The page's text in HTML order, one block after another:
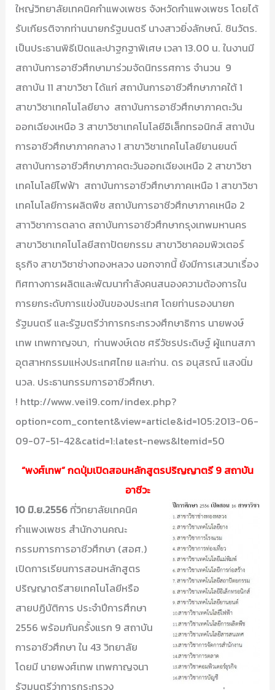
ใหญ่วิทยาลัยเทคนิคกำแพงเพชร จังหวัดกำแพงเพชร โดยได้
รับเกียรติจากท่านนายกรัฐมนตรี นางสาวยิ่งลักษณ์. ชินวัตร.
เป็นประธานพิธีเปิดและปาฐกฐาพิเศษ เวลา 13.00 น. ในงานมี
สถาบันการอาชีวศึกษามาร่วมจัดนิทรรศการ จำนวน 9
สถาบัน 11 สาขาวิชา ได้แก่ สถาบันการอาชีวศึกษาภาคใต้ 1
สาขาวิชาเทคโนโลยียาง สถาบันการอาชีวศึกษาภาคตะวัน
ออกเฉียงเหนือ 3 สาขาวิชาเทคโนโลยีอิเล็กทรอนิกส์ สถาบัน
การอาชีวศึกษาภาคกลาง 1 สาขาวิชาเทคโนโลยียานยนต์
สถาบันการอาชีวศึกษาภาคตะวันออกเฉียงเหนือ 2 สาขาวิชา
เทคโนโลยีไฟฟ้า สถาบันการอาชีวศึกษาภาคเหนือ 1 สาขาวิชา
เทคโนโลยีการผลิตพืช สถาบันการอาชีวศึกษาภาคเหนือ 2
สาาวิชาการตลาด สถาบันการอาชีวศึกษากรุงเทพมหานคร
สาขาวิชาเทคโนโลยีสถาปัตยกรรม สาขาวิชาคอมพิวเตอร์
ธุรกิจ สาขาวิชาช่างทองหลวง นอกจากนี้ ยังมีการเสวนาเรื่อง
ทิศทางการผลิตและพัฒนากำลังคนสนองความต้องการใน
การยกระดับการแข่งขันของประเทศ โดยท่านรองนายก
รัฐมนตรี และรัฐมตรีว่าการกระทรวงศึกษาธิการ นายพงษ์
เทพ เทพกาญจนา, ท่านพงษ์เดช ศรีวัชรประดิษฐ์ ผู้แทนสภา
อุตสาหกรรมแห่งประเทศไทย และท่าน. ดร อนุสรณ์ แสงนิ่ม
นวล. ประธานกรรมการอาชีวศึกษา.
! http://www.vei19.com/index.php?
option=com_content&view=article&id=105:2013-06-
09-07-51-42&catid=1:latest-news&Itemid=50
“พงศ์เทพ” กดปุ่มเปิดสอนหลักสูตรปริญญาตรี 9 สถาบัน
อาชีวะ
10 มิ.ย.2556 ที่วิทยาลัยเทคนิค
กำแพงเพชร สำนักงานคณะ
กรรมการการอาชีวศึกษา (สอศ.)
เปิดการเรียนการสอนหลักสูตร
ปริญญาตรีสายเทคโนโลยีหรือ
สายปฏิบัติการ ประจำปีการศึกษา
2556 พร้อมกันครั้งแรก 9 สถาบัน
การอาชีวศึกษา ใน 43 วิทยาลัย
โดยมี นายพงศ์เทพ เทพกาญจนา
รัฐมนตรีว่าการกระทรวง